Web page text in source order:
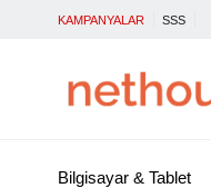
KAMPANYALAR SSS
Bilgisayar & Tablet